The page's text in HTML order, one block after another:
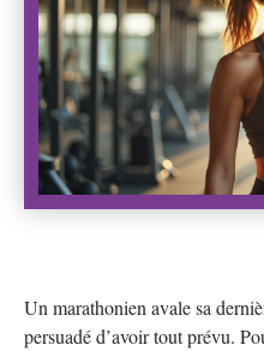
Un marathonien avale sa
persuadé d’avoir tout prévu.